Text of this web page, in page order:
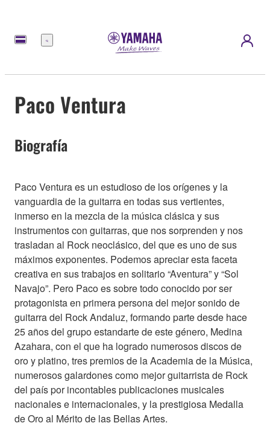
Menú
Paco Ventura
Biografía
Paco Ventura es un estudioso de los orígenes y la
vanguardia de la guitarra en todas sus vertientes,
inmerso en la mezcla de la música clásica y sus
instrumentos con guitarras, que nos sorprenden y nos
trasladan al Rock neoclásico, del que es uno de sus
máximos exponentes. Podemos apreciar esta faceta
creativa en sus trabajos en solitario “Aventura” y “Sol
Navajo”. Pero Paco es sobre todo conocido por ser
protagonista en primera persona del mejor sonido de
guitarra del Rock Andaluz, formando parte desde hace
25 años del grupo estandarte de este género, Medina
Azahara, con el que ha logrado numerosos discos de
oro y platino, tres premios de la Academia de la Música,
numerosos galardones como mejor guitarrista de Rock
del país por incontables publicaciones musicales
nacionales e internacionales, y la prestigiosa Medalla
de Oro al Mérito de las Bellas Artes.